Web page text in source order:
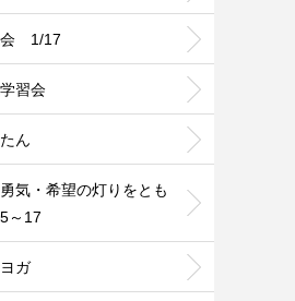
会 1/17
習会
ん
気・希望の灯りをとも
～17
ガ